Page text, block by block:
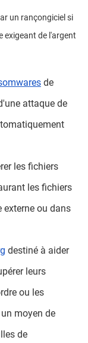
un rançongiciel si
exigeant de l'argent
de
attaque de
les fichiers
les fichiers
externe ou dans
destiné à aider
leurs
ou les
moyen de
de